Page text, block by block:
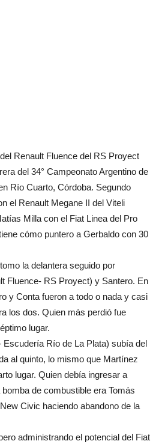
Renault Fluence del RS Proyect
del 34° Campeonato Argentino de
Río Cuarto, Córdoba. Segundo
el Renault Megane II del Viteli
Milla con el Fiat Linea del Pro
cómo puntero a Gerbaldo con 30
la delantera seguido por
Fluence- RS Proyect) y Santero. En
y Conta fueron a todo o nada y casi
los dos. Quien más perdió fue
lugar.
Escudería Río de La Plata) subía del
al quinto, lo mismo que Martínez
lugar. Quien debía ingresar a
de combustible era Tomás
Civic haciendo abandono de la
administrando el potencial del Fiat